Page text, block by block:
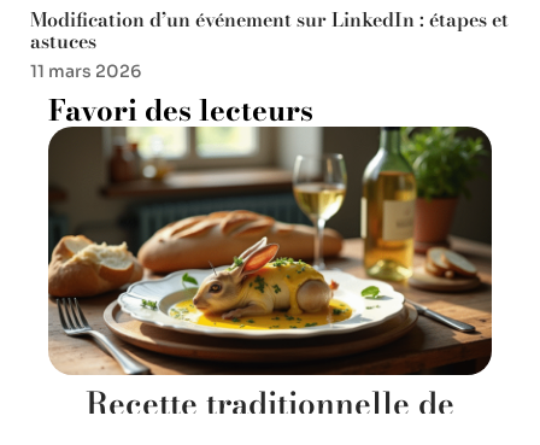
Modification d’un événement sur LinkedIn : étapes et
astuces
11 mars 2026
Favori des lecteurs
Recette traditionnelle de